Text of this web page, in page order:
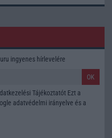
ingyenes hírlevelére
OK
Tájékoztatót Ezt a
adatvédelmi irányelve és a